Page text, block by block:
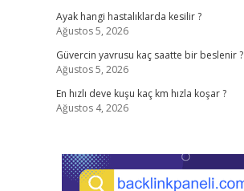
Ayak hangi hastalıklarda kesilir ?
Ağustos 5, 2026
Güvercin yavrusu kaç saatte bir beslenir ?
Ağustos 5, 2026
En hızlı deve kuşu kaç km hızla koşar ?
Ağustos 4, 2026